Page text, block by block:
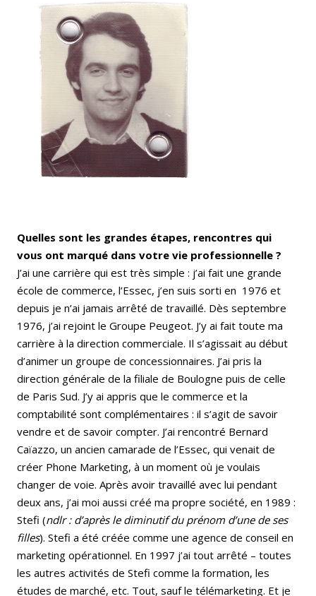
Quelles sont les grandes étapes, rencontres qui
vous ont marqué dans votre vie professionnelle ?
J’ai une carrière qui est très simple : j’ai fait une grande
école de commerce, l’Essec, j’en suis sorti en 1976 et
depuis je n’ai jamais arrêté de travaillé. Dès septembre
1976, j’ai rejoint le Groupe Peugeot. J’y ai fait toute ma
carrière à la direction commerciale. Il s’agissait au début
d’animer un groupe de concessionnaires. J’ai pris la
direction générale de la filiale de Boulogne puis de celle
de Paris Sud. J’y ai appris que le commerce et la
comptabilité sont complémentaires : il s’agit de savoir
vendre et de savoir compter. J’ai rencontré Bernard
Caïazzo, un ancien camarade de l’Essec, qui venait de
créer Phone Marketing, à un moment où je voulais
changer de voie. Après avoir travaillé avec lui pendant
deux ans, j’ai moi aussi créé ma propre société, en 1989 :
Stefi (ndlr : d’après le diminutif du prénom d’une de ses
filles). Stefi a été créée comme une agence de conseil en
marketing opérationnel. En 1997 j’ai tout arrêté – toutes
les autres activités de Stefi comme la formation, les
études de marché, etc. Tout, sauf le télémarketing. Et je